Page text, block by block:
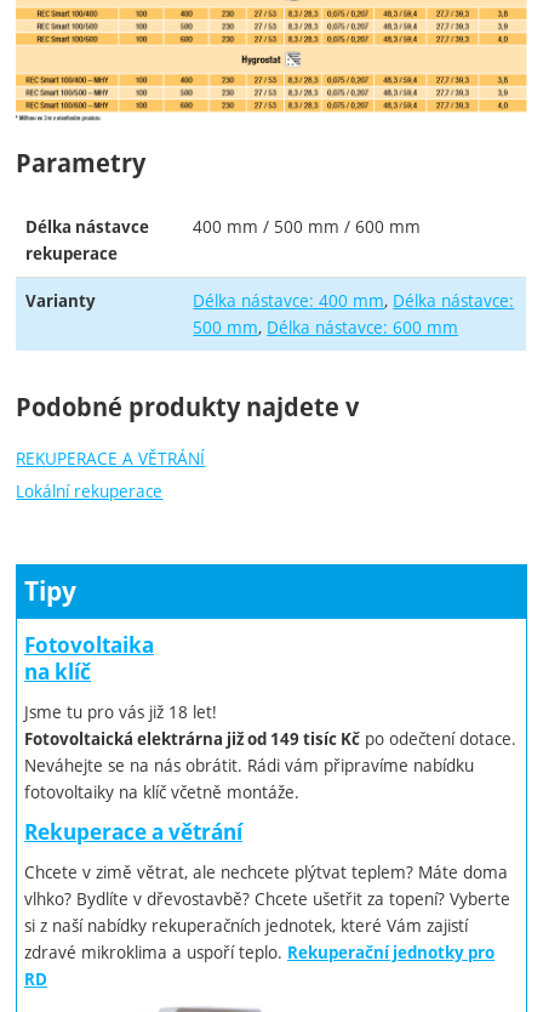
Parametry
Délka nástavce
rekuperace
400 mm / 500 mm / 600 mm
Varianty Délka nástavce: 400 mm Délka nástavce:
500 mm Délka nástavce: 600 mm
Podobné produkty najdete v
REKUPERACE A VĚTRÁNÍ
Lokální rekuperace
Tipy
Fotovoltaika
na klíč
Jsme tu pro vás již 18 let!
Fotovoltaická elektrárna již od 149 tisíc Kč po odečtení dotace.
Neváhejte se na nás obrátit. Rádi vám připravíme nabídku
fotovoltaiky na klíč včetně montáže.
Rekuperace a větrání
Chcete v zimě větrat, ale nechcete plýtvat teplem? Máte doma
vlhko? Bydlíte v dřevostavbě? Chcete ušetřit za topení? Vyberte
si z naší nabídky rekuperačních jednotek, které Vám zajistí
zdravé mikroklima a uspoří teplo. Rekuperační jednotky pro
RD